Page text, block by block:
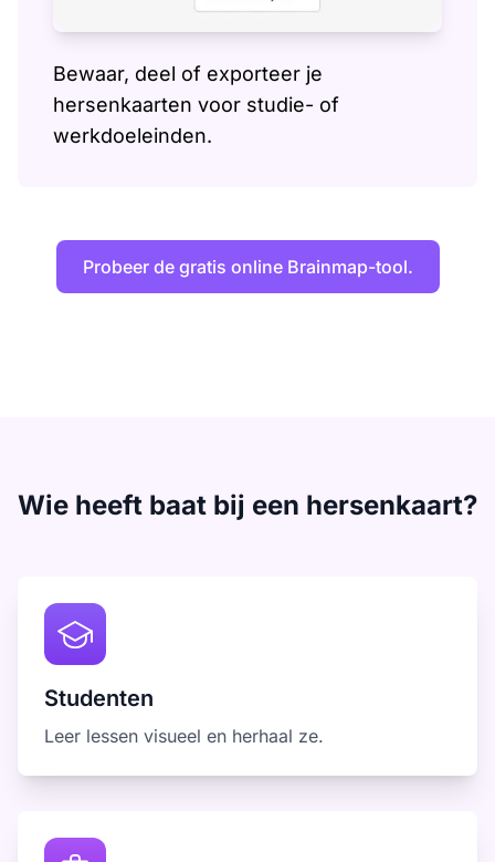
Bewaar, deel of exporteer je
hersenkaarten voor studie- of
werkdoeleinden.
Probeer de gratis online Brainmap-tool.
Wie heeft baat bij een hersenkaart?
Studenten
Leer lessen visueel en herhaal ze.